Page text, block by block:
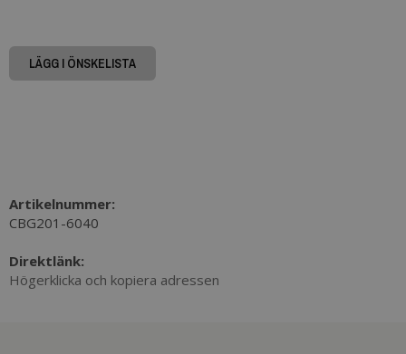
LÄGG I ÖNSKELISTA
Artikelnummer:
CBG201-6040
Direktlänk:
Högerklicka och kopiera adressen